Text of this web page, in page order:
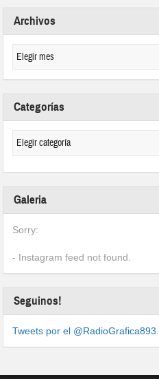
Archivos
Categorías
Galeria
Sorry:
- Instagram feed not found.
Seguinos!
Tweets por el @RadioGrafica893.